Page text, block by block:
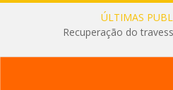
ÚLTIMAS
Recuperação do